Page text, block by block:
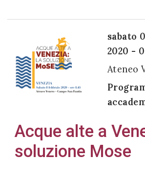
sabato
2020 -
Ateneo
Acque alte a
soluzione Mose
Acconsento
all'uso dei
miei dati